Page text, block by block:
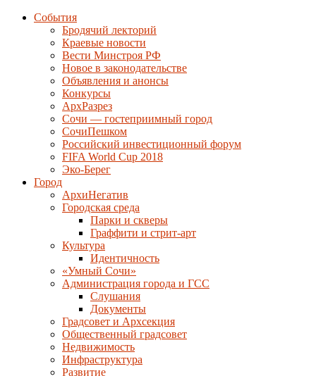
События
Бродячий лекторий
Краевые новости
Вести Минстроя РФ
Новое в законодательстве
Объявления и анонсы
Конкурсы
АрхРазрез
Сочи — гостеприимный город
СочиПешком
Российский инвестиционный форум
FIFA World Cup 2018
Эко-Берег
Город
АрхиНегатив
Городская среда
Парки и скверы
Граффити и стрит-арт
Культура
Идентичность
«Умный Сочи»
Администрация города и ГСС
Слушания
Документы
Градсовет и Архсекция
Общественный градсовет
Недвижимость
Инфраструктура
Развитие